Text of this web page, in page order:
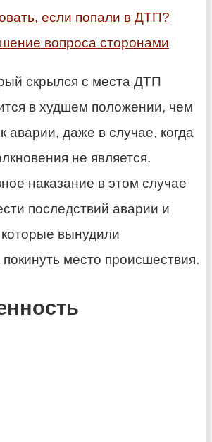
если попали в ДТП?
вопроса сторонами
скрылся с места ДТП
в худшем положении, чем
аварии, даже в случае, когда
не является.
наказание в этом случае
последствий аварии и
которые вынудили
место происшествия.